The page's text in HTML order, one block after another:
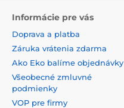
Informácie pre vás
Doprava a platba
Záruka vrátenia zdarma
Ako Eko balíme objednávky
Všeobecné zmluvné
podmienky
VOP pre firmy